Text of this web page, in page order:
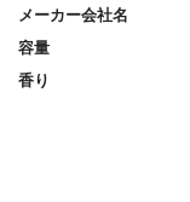
メーカー会社名
容量
香り